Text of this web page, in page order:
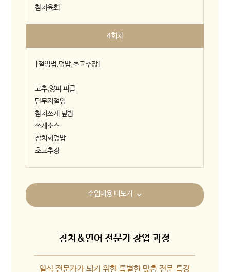
참치육회
4회차
[절임법,덮밥,초고추장]
고추,양파 피클
단무지절임
참치쯔게 덮밥
쯔게소스
참치회덮밥
초고추장
수업내용 더보기
참치&연어 전문가 창업 과정
일식 전문가가 되기 위한 특별한 맞춤 전문 특강